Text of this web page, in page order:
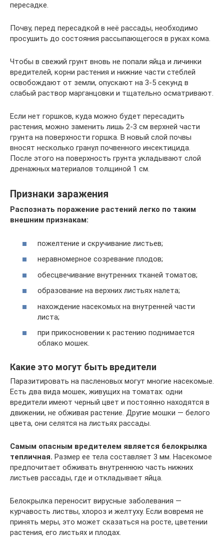
пересадке.
Почву, перед пересадкой в неё рассады, необходимо
просушить до состояния рассыпающегося в руках кома.
Чтобы в свежий грунт вновь не попали яйца и личинки
вредителей, корни растения и нижние части стеблей
освобождают от земли, опускают на 3-5 секунд в
слабый раствор марганцовки и тщательно осматривают.
Если нет горшков, куда можно будет пересадить
растения, можно заменить лишь 2-3 см верхней части
грунта на поверхности горшка. В новый слой почвы
вносят несколько гранул почвенного инсектицида.
После этого на поверхность грунта укладывают слой
дренажных материалов толщиной 1 см.
Признаки заражения
Распознать поражение растений легко по таким
внешним признакам:
пожелтение и скручивание листьев;
неравномерное созревание плодов;
обесцвечивание внутренних тканей томатов;
образование на верхних листьях налета;
нахождение насекомых на внутренней части
листа;
при прикосновении к растению поднимается
облако мошек.
Какие это могут быть вредители
Паразитировать на пасленовых могут многие насекомые.
Есть два вида мошек, живущих на томатах: одни
вредители имеют черный цвет и постоянно находятся в
движении, не обживая растение. Другие мошки — белого
цвета, они селятся на листьях рассады.
Самым опасным вредителем является белокрылка
тепличная. Размер ее тела составляет 3 мм. Насекомое
предпочитает обживать внутреннюю часть нижних
листьев рассады, где и откладывает яйца.
Белокрылка переносит вирусные заболевания —
курчавость листвы, хлороз и желтуху. Если вовремя не
принять меры, это может сказаться на росте, цветении
растения, его листьях и плодах.